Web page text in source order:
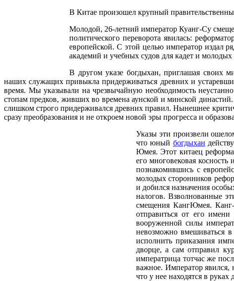
В Китае произошел крупный
Молодой, 26-летний император Куанг-Су
политического переворота явилась:
европейской. С этой целью император издал
академий и учебных судов для кадет и
В другом указе богдыхан, приглашая своих
наших служащих привыкла придерживаться древних и
время. Мы указывали на чрезвычайную необходимость
стопам предков, живших во времена аунской и минской
слишком строго придерживался древних правил. Нынешнее
сразу преобразования и не откроем новой эры прогресса и
Указы эти произвели
что юный богдыхан
Юмея. Этот китаец
его многовековая
познакомившись с
молодых сторонников
и добился назначения
налогов. Взволнованные
смещения КангЮмея. Канг-
отправиться от его
вооруженной силы
невозможно вмешиваться
исполнить приказания
дворце, а сам отправил
императрица тотчас же
важное. Император явился,
что у нее находятся в руках